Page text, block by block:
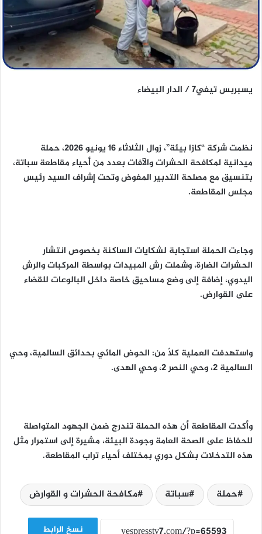
يسبربس تيفي7 / الدار البيضاء
نظمت شركة “كازا بيئة”، زوال الثلاثاء 16 يونيو 2026، حملة
ميدانية لمكافحة الحشرات والآفات بعدد من أحياء مقاطعة سباتة،
بتنسيق مع مصلحة التدبير المفوض وتحت إشراف السيد رئيس
مجلس المقاطعة.
وجاءت الحملة استجابة لشكايات الساكنة بخصوص انتشار
الحشرات الضارة، وشملت رش المبيدات بواسطة المركبات والرش
اليدوي، إضافة إلى وضع مساحيق خاصة داخل البالوعات للقضاء
على القوارض.
واستهدفت العملية كلاً من: الحوض المائي بحدائق السالمية، وحي
السالمية 2، وحي النصر 2، وحي الهدى.
وأكدت المقاطعة أن هذه الحملة تندرج ضمن الجهود المتواصلة
للحفاظ على الصحة العامة وجودة البيئة، مشيرة إلى استمرار مثل
هذه التدخلات بشكل دوري بمختلف أحياء تراب المقاطعة.
حملة سباتة مكافحة الحشرات و القوارض
نسخ الرابط